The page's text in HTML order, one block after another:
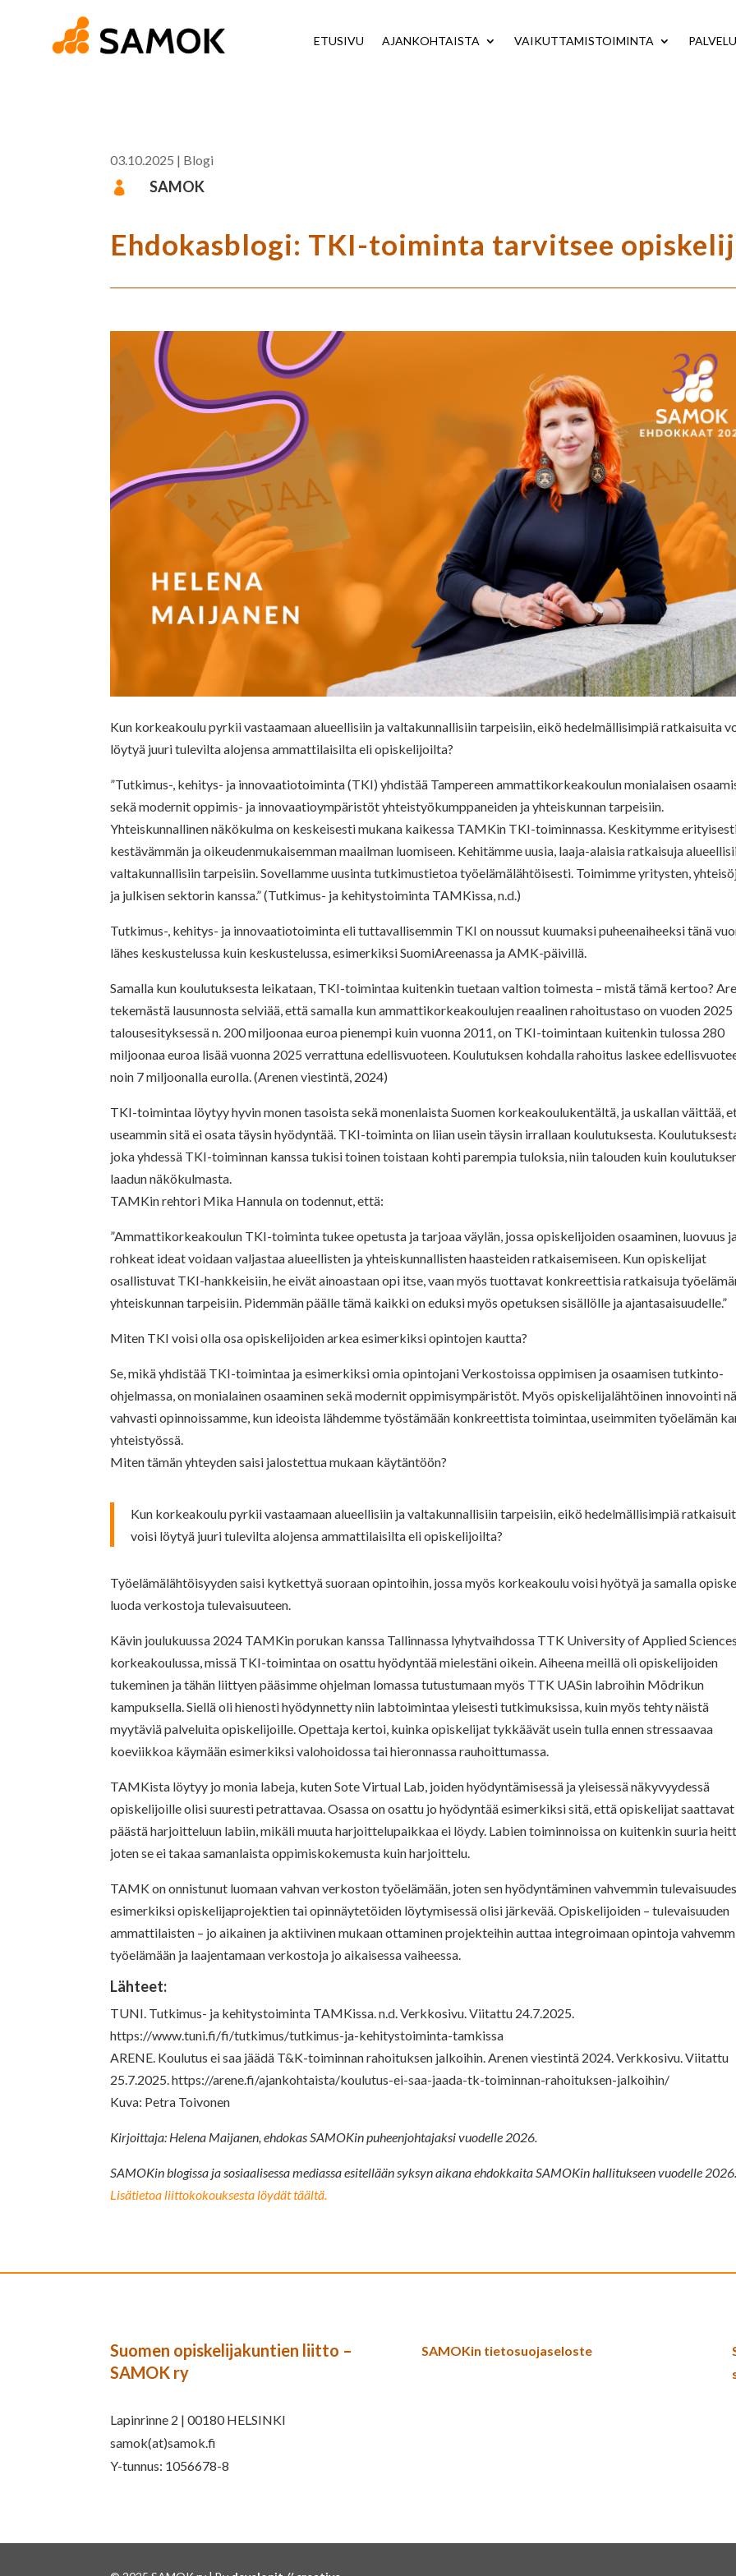
ETUSIVU AJANKOHTAISTA VAIKUTTAMISTOIMINTA
03.10.2025 | Blogi
 SAMOK
Ehdokasblogi: TKI-toiminta tarvitsee
Kun korkeakoulu pyrkii vastaamaan alueellisiin ja valtakunnallisiin tarpeisiin, eikö hedelmällisimpiä ratkaisuita
löytyä juuri tulevilta alojensa ammattilaisilta eli opiskelijoilta?
”Tutkimus-, kehitys- ja innovaatiotoiminta (TKI) yhdistää Tampereen ammattikorkeakoulun monialaisen
sekä modernit oppimis- ja innovaatioympäristöt yhteistyökumppaneiden ja yhteiskunnan tarpeisiin.
Yhteiskunnallinen näkökulma on keskeisesti mukana kaikessa TAMKin TKI-toiminnassa. Keskitymme
kestävämmän ja oikeudenmukaisemman maailman luomiseen. Kehitämme uusia, laaja-alaisia ratkaisuja
valtakunnallisiin tarpeisiin. Sovellamme uusinta tutkimustietoa työelämälähtöisesti. Toimimme yritysten,
ja julkisen sektorin kanssa.” (Tutkimus- ja kehitystoiminta TAMKissa, n.d.)
Tutkimus-, kehitys- ja innovaatiotoiminta eli tuttavallisemmin TKI on noussut kuumaksi puheenaiheeksi tänä
lähes keskustelussa kuin keskustelussa, esimerkiksi SuomiAreenassa ja AMK-päivillä.
Samalla kun koulutuksesta leikataan, TKI-toimintaa kuitenkin tuetaan valtion toimesta – mistä tämä kertoo?
tekemästä lausunnosta selviää, että samalla kun ammattikorkeakoulujen reaalinen rahoitustaso on vuoden 2025
talousesityksessä n. 200 miljoonaa euroa pienempi kuin vuonna 2011, on TKI-toimintaan kuitenkin tulossa 280
miljoonaa euroa lisää vuonna 2025 verrattuna edellisvuoteen. Koulutuksen kohdalla rahoitus laskee
noin 7 miljoonalla eurolla. (Arenen viestintä, 2024)
TKI-toimintaa löytyy hyvin monen tasoista sekä monenlaista Suomen korkeakoulukentältä, ja uskallan väittää,
useammin sitä ei osata täysin hyödyntää. TKI-toiminta on liian usein täysin irrallaan koulutuksesta.
joka yhdessä TKI-toiminnan kanssa tukisi toinen toistaan kohti parempia tuloksia, niin talouden kuin
laadun näkökulmasta.
TAMKin rehtori Mika Hannula on todennut, että:
”Ammattikorkeakoulun TKI-toiminta tukee opetusta ja tarjoaa väylän, jossa opiskelijoiden osaaminen, luovuus
rohkeat ideat voidaan valjastaa alueellisten ja yhteiskunnallisten haasteiden ratkaisemiseen. Kun opiskelijat
osallistuvat TKI-hankkeisiin, he eivät ainoastaan opi itse, vaan myös tuottavat konkreettisia ratkaisuja
yhteiskunnan tarpeisiin. Pidemmän päälle tämä kaikki on eduksi myös opetuksen sisällölle ja ajantasaisuudelle.”
Miten TKI voisi olla osa opiskelijoiden arkea esimerkiksi opintojen kautta?
Se, mikä yhdistää TKI-toimintaa ja esimerkiksi omia opintojani Verkostoissa oppimisen ja osaamisen tutkinto-
ohjelmassa, on monialainen osaaminen sekä modernit oppimisympäristöt. Myös opiskelijalähtöinen innovointi
vahvasti opinnoissamme, kun ideoista lähdemme työstämään konkreettista toimintaa, useimmiten työelämän
yhteistyössä.
Miten tämän yhteyden saisi jalostettua mukaan käytäntöön?
Kun korkeakoulu pyrkii vastaamaan alueellisiin ja valtakunnallisiin tarpeisiin, eikö hedelmällisimpiä
voisi löytyä juuri tulevilta alojensa ammattilaisilta eli opiskelijoilta?
Työelämälähtöisyyden saisi kytkettyä suoraan opintoihin, jossa myös korkeakoulu voisi hyötyä ja samalla
luoda verkostoja tulevaisuuteen.
Kävin joulukuussa 2024 TAMKin porukan kanssa Tallinnassa lyhytvaihdossa TTK University of Applied
korkeakoulussa, missä TKI-toimintaa on osattu hyödyntää mielestäni oikein. Aiheena meillä oli opiskelijoiden
tukeminen ja tähän liittyen pääsimme ohjelman lomassa tutustumaan myös TTK UASin labroihin Mõdrikun
kampuksella. Siellä oli hienosti hyödynnetty niin labtoimintaa yleisesti tutkimuksissa, kuin myös tehty näistä
myytäviä palveluita opiskelijoille. Opettaja kertoi, kuinka opiskelijat tykkäävät usein tulla ennen stressaavaa
koeviikkoa käymään esimerkiksi valohoidossa tai hieronnassa rauhoittumassa.
TAMKista löytyy jo monia labeja, kuten Sote Virtual Lab, joiden hyödyntämisessä ja yleisessä näkyvyydessä
opiskelijoille olisi suuresti petrattavaa. Osassa on osattu jo hyödyntää esimerkiksi sitä, että opiskelijat saattavat
päästä harjoitteluun labiin, mikäli muuta harjoittelupaikkaa ei löydy. Labien toiminnoissa on kuitenkin suuria
joten se ei takaa samanlaista oppimiskokemusta kuin harjoittelu.
TAMK on onnistunut luomaan vahvan verkoston työelämään, joten sen hyödyntäminen vahvemmin
esimerkiksi opiskelijaprojektien tai opinnäytetöiden löytymisessä olisi järkevää. Opiskelijoiden – tulevaisuuden
ammattilaisten – jo aikainen ja aktiivinen mukaan ottaminen projekteihin auttaa integroimaan opintoja
työelämään ja laajentamaan verkostoja jo aikaisessa vaiheessa.
Lähteet:
TUNI. Tutkimus- ja kehitystoiminta TAMKissa. n.d. Verkkosivu. Viitattu 24.7.2025.
https://www.tuni.fi/fi/tutkimus/tutkimus-ja-kehitystoiminta-tamkissa
ARENE. Koulutus ei saa jäädä T&K-toiminnan rahoituksen jalkoihin. Arenen viestintä 2024. Verkkosivu. Viitattu
25.7.2025. https://arene.fi/ajankohtaista/koulutus-ei-saa-jaada-tk-toiminnan-rahoituksen-jalkoihin/
Kuva: Petra Toivonen
Kirjoittaja: Helena Maijanen, ehdokas SAMOKin puheenjohtajaksi vuodelle 2026.
SAMOKin blogissa ja sosiaalisessa mediassa esitellään syksyn aikana ehdokkaita SAMOKin hallitukseen vuodelle 2026.
Lisätietoa liittokokouksesta löydät täältä.
Suomen opiskelijakuntien liitto –
SAMOK ry
Lapinrinne 2 | 00180 HELSINKI
samok(at)samok.fi
Y-tunnus: 1056678-8
SAMOKin tietosuojaseloste